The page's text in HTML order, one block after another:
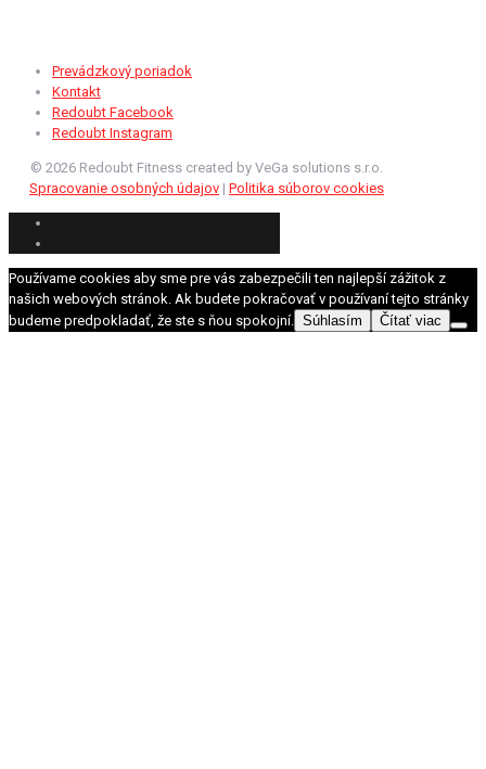
Prevádzkový poriadok
Kontakt
Redoubt Facebook
Redoubt Instagram
© 2026 Redoubt Fitness created by VeGa solutions s.r.o.
Spracovanie osobných údajov | Politika súborov cookies
Používame cookies aby sme pre vás zabezpečili ten najlepší zážitok z
našich webových stránok. Ak budete pokračovať v používaní tejto stránky
budeme predpokladať, že ste s ňou spokojní.
Súhlasím Čítať viac